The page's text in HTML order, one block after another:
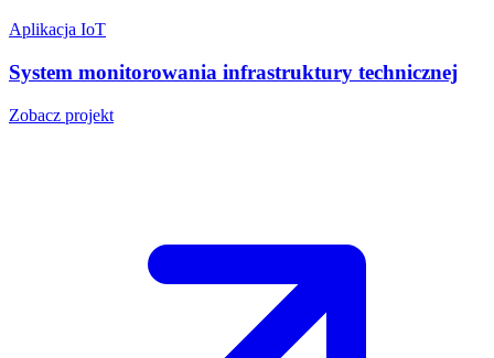
Aplikacja IoT
System monitorowania infrastruktury technicznej
Zobacz projekt